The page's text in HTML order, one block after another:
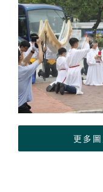
聯絡我們
ENGLISH
更多